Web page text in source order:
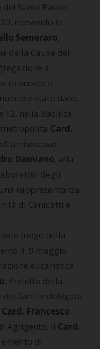
Santo Padre,
ricevendo in
Semeraro,
della Cause dei
a
riconosce il
è stato dato,
12, nella Basilica
metropolita Card.
Damiano, alla
degli
rappresentanza
di Canicattì e
luogo nella
il 9 maggio
eucaristica
, Prefetto della
dei Santi e delegato
Card. Francesco
Agrigento, il Card.
di